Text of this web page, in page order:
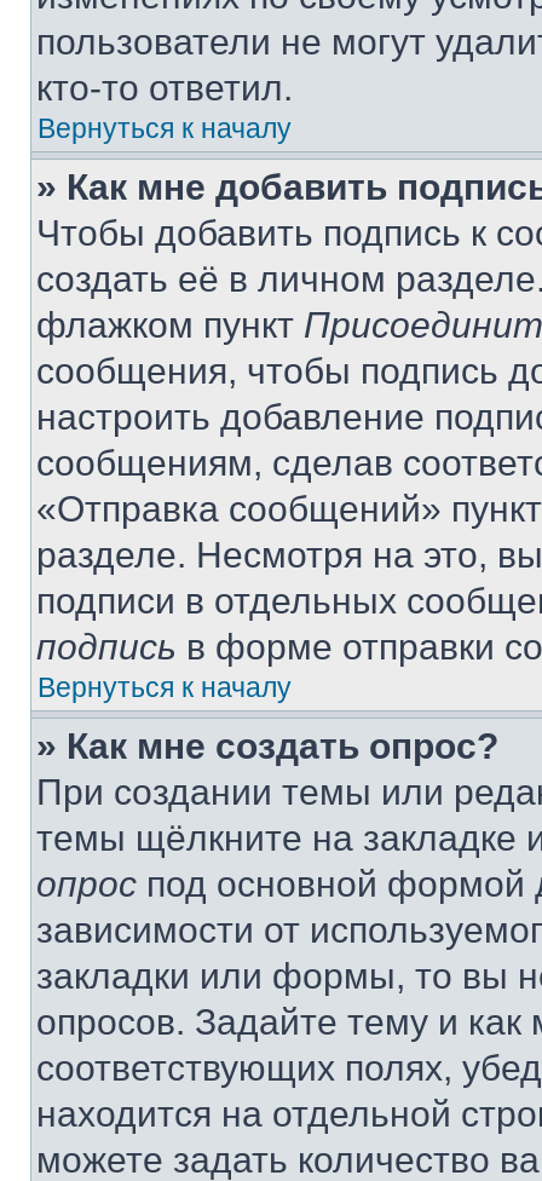
пользователи не могут
кто-то ответил.
Вернуться к началу
» Как мне добавить
Чтобы добавить подпись к
создать её в личном
флажком пункт
сообщения, чтобы подпись
настроить добавление
сообщениям, сделав
«Отправка сообщений»
разделе. Несмотря на это,
подписи в отдельных
подпись в форме отправки
Вернуться к началу
» Как мне создать опрос?
При создании темы или
темы щёлкните на
опрос под основной формой
зависимости от
закладки или формы, то вы
опросов. Задайте тему и
соответствующих полях,
находится на отдельной
можете задать количество